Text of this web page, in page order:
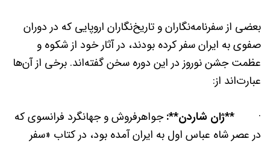
بعضی از سفرنامه‌نگاران و تاریخ‌نگاران اروپایی که در دوران
صفوی به ایران سفر کرده بودند، در آثار خود از شکوه و
عظمت جشن نوروز در این دوره سخن گفته‌اند. برخی از آن‌ها
عبارت‌اند از:
· **ژان شاردن**:جواهرفروش و جهانگرد فرانسوی که
در عصر شاه عباس اول به ایران آمده بود، در کتاب «سفر